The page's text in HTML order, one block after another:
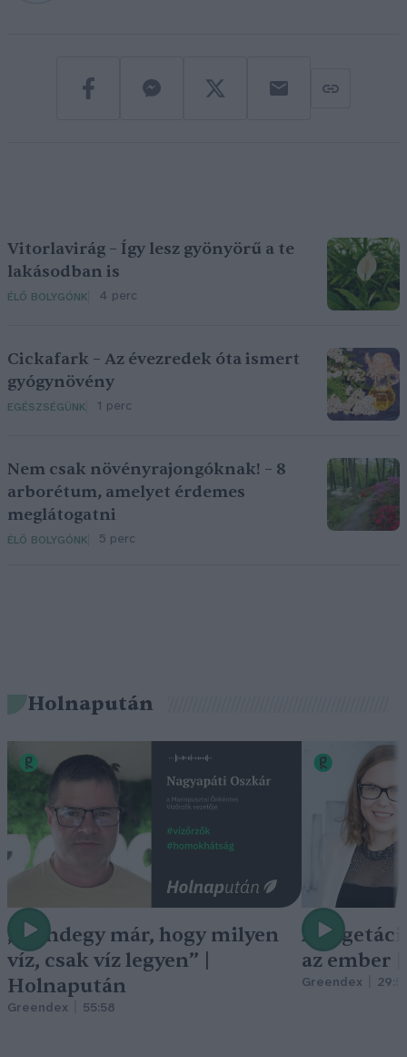
Vitorlavirág – Így lesz gyönyörű a te
lakásodban is
ÉLŐ BOLYGÓNK 4 perc
Cickafark – Az évezredek óta ismert
gyógynövény
EGÉSZSÉGÜNK 1 perc
Nem csak növényrajongóknak! – 8
arborétum, amelyet érdemes
meglátogatni
ÉLŐ BOLYGÓNK 5 perc
Holnapután
„Mindegy már, hogy milyen
víz, csak víz legyen” |
Holnapután
Greendex 55:58
A
az ember
Greendex